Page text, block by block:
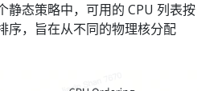
静态策略中，可用的 CPU 列表按
序，旨在从不同的物理核分配